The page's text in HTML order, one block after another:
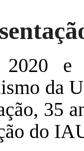
2020 e
da
35
do